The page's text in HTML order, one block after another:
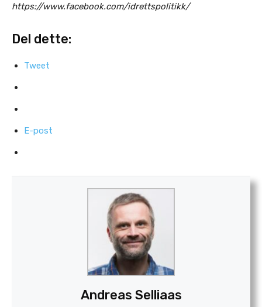
https://www.facebook.com/idrettspolitikk/
Del dette:
Tweet
E-post
Andreas Selliaas